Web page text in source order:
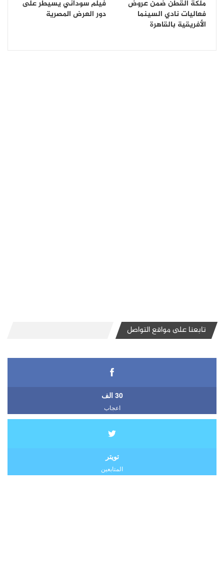
ملكة القطن ضمن عروض
فعاليات نادي السينما
الأفريقية بالقاهرة
فيلم سوداني يسيطر على
دور العرض المصرية
تابعنا على مواقع التواصل
30 الف
اعجاب
تويتر
المتابعين